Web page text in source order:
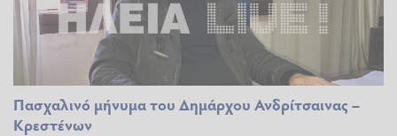
Πασχαλινό μήνυμα του Δημάρχου Ανδρίτσαινας –
Κρεστένων